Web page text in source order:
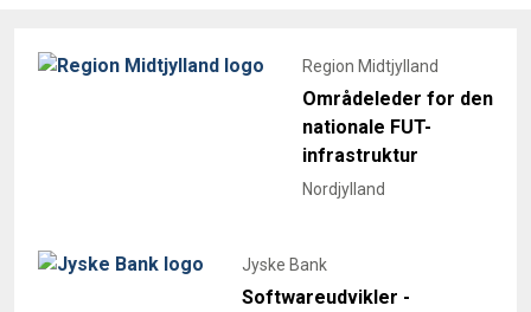
Region Midtjylland
Områdeleder for den
nationale FUT-
infrastruktur
Nordjylland
Jyske Bank
Softwareudvikler -